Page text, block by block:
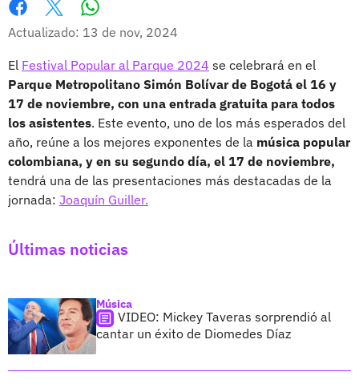
Facebook
X
Actualizado: 13 de nov, 2024
El Festival Popular al Parque 2024 se celebrará en el
Parque Metropolitano Simón Bolívar de Bogotá el 16 y
17 de noviembre, con una entrada gratuita para todos
los asistentes. Este evento, uno de los más esperados del
año, reúne a los mejores exponentes de la música popular
colombiana, y en su segundo día, el 17 de noviembre,
tendrá una de las presentaciones más destacadas de la
jornada: Joaquín Guiller.
Últimas noticias
Música
VIDEO: Mickey Taveras sorprendió al
cantar un éxito de Diomedes Díaz